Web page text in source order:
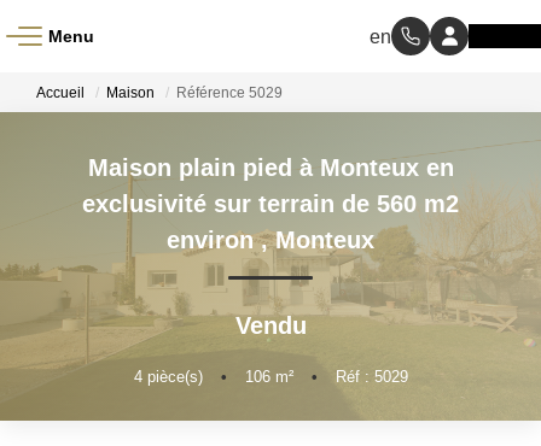
Menu
À LOUER
NOS MÉTIERS
Gestion Locative
Accueil Maison Référence 5029
Maison plain pied à Monteux en
exclusivité sur terrain de 560 m2
environ,Monteux
Vendu
4pièce(s) • 106m² • Réf : 5029